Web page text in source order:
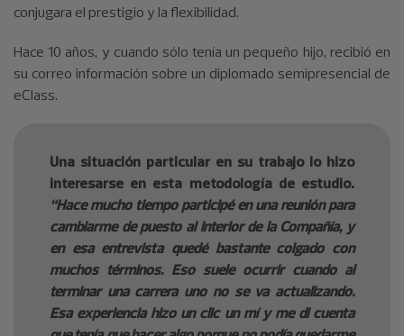
conjugara el prestigio y la flexibilidad.
Hace 10 años, y cuando sólo tenía un pequeño hijo, recibió en
su correo información sobre un diplomado semipresencial de
eClass.
Una situación particular en su trabajo lo hizo
interesarse en esta metodología de estudio.
“Hace mucho tiempo participé en una reunión para
cambiarme de puesto al interior de la Compañía, y
en esa entrevista quedé bastante colgado con
muchos términos. Eso suele ocurrir cuando al
terminar una carrera uno no se va actualizando.
Esa experiencia hizo un clic un mí y me di cuenta